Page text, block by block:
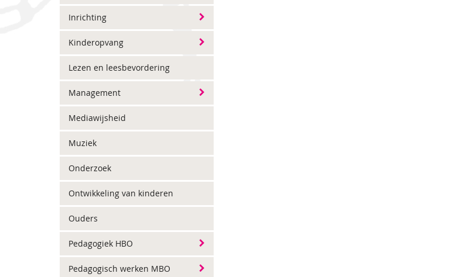
Inrichting
Kinderopvang
Lezen en leesbevordering
Management
Mediawijsheid
Muziek
Onderzoek
Ontwikkeling van kinderen
Ouders
Pedagogiek HBO
Pedagogisch werken MBO